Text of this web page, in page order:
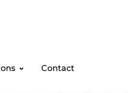
Contact